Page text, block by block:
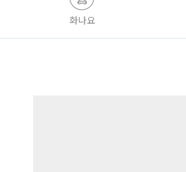
화나요